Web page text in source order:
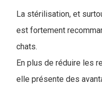
La stérilisation, et
est fortement
chats.
En plus de réduire les
elle présente des